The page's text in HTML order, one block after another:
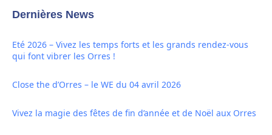
Dernières News
Eté 2026 – Vivez les temps forts et les grands rendez-vous
qui font vibrer les Orres !
Close the d’Orres – le WE du 04 avril 2026
Vivez la magie des fêtes de fin d’année et de Noël aux Orres